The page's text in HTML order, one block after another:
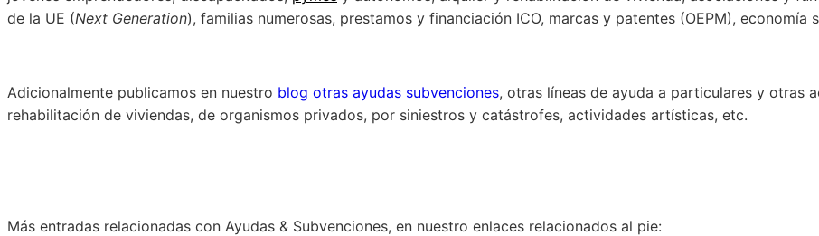
de la UE (Next Generation), familias numerosas, prestamos y financiación ICO, marcas y patentes (OEPM), economía
Adicionalmente publicamos en nuestro blog otras ayudas subvenciones, otras líneas de ayuda a particulares y otras
rehabilitación de viviendas, de organismos privados, por siniestros y catástrofes, actividades artísticas, etc.
Más entradas relacionadas con Ayudas & Subvenciones, en nuestro enlaces relacionados al pie: